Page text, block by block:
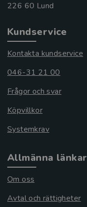
Kundservice
Kontakta kundservice
046-31 21 00
Frågor och svar
Köpvillkor
Systemkrav
Allmänna länkar
Om oss
Avtal och rättigheter